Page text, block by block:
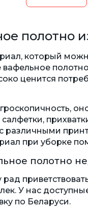
полотно
который
ценится
различными
при уборке
полотно
рад
У нас
по Беларуси.